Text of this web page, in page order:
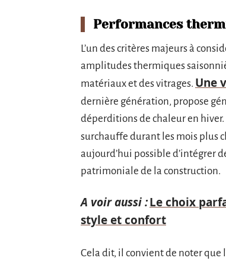
Performances
L’un des critères majeurs à
amplitudes thermiques
matériaux et des vitrages. Une
dernière génération, propose
déperditions de chaleur en
surchauffe durant les mois plus
aujourd’hui possible d’intégrer
patrimoniale de la construction.
A voir aussi :Le choix
style et confort
Cela dit, il convient de noter que